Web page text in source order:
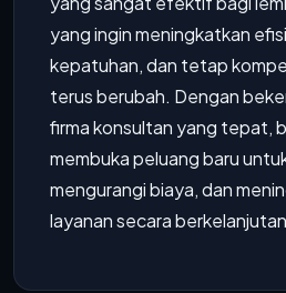
yang ingin meningkatkan
kepatuhan, dan tetap
terus berubah. Dengan
firma konsultan yang tepat,
membuka peluang baru
mengurangi biaya, dan
layanan secara